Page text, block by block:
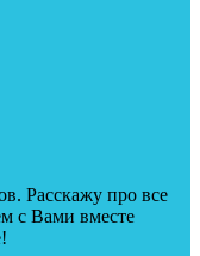
Расскажу про все
с Вами вместе